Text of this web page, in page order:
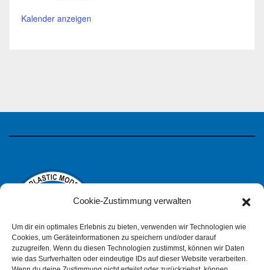
Cookie-Zustimmung verwalten
Um dir ein optimales Erlebnis zu bieten, verwenden wir Technologien wie
Cookies, um Geräteinformationen zu speichern und/oder darauf
zuzugreifen. Wenn du diesen Technologien zustimmst, können wir Daten
wie das Surfverhalten oder eindeutige IDs auf dieser Website verarbeiten.
Kalender anzeigen